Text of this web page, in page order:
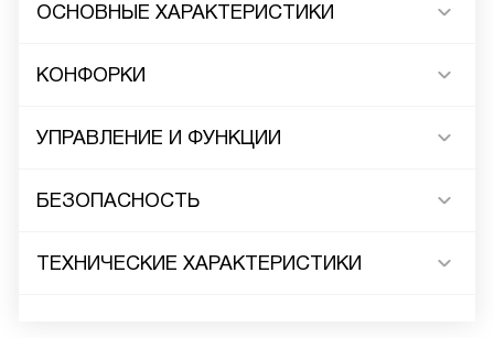
ОСНОВНЫЕ ХАРАКТЕРИСТИКИ
КОНФОРКИ
УПРАВЛЕНИЕ И ФУНКЦИИ
БЕЗОПАСНОСТЬ
ТЕХНИЧЕСКИЕ ХАРАКТЕРИСТИКИ